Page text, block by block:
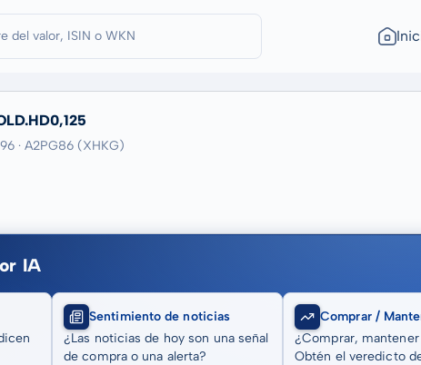
· A2PG86 (XHKG)
IA
Sentimiento de noticias
¿Las noticias de hoy son una señal
de compra o una alerta?
Comprar /
¿Comprar,
Obtén el veredicto